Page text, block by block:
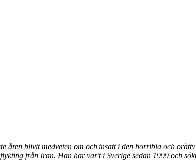
åren blivit medveten om och insatt i den horribla och
från Iran. Han har varit i Sverige sedan 1999 och